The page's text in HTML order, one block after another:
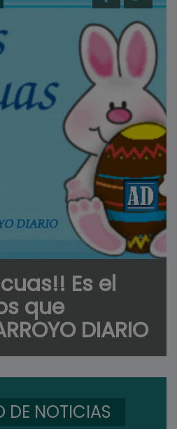
Es el
que
DIARIO
DE NOTICIAS